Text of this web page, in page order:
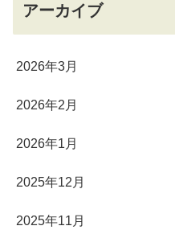
アーカイブ
2026年3月
2026年2月
2026年1月
2025年12月
2025年11月